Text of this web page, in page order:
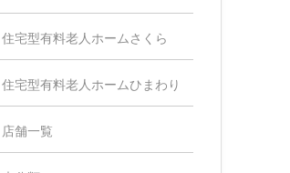
住宅型有料老人ホームさくら
住宅型有料老人ホームひまわり
店舗一覧